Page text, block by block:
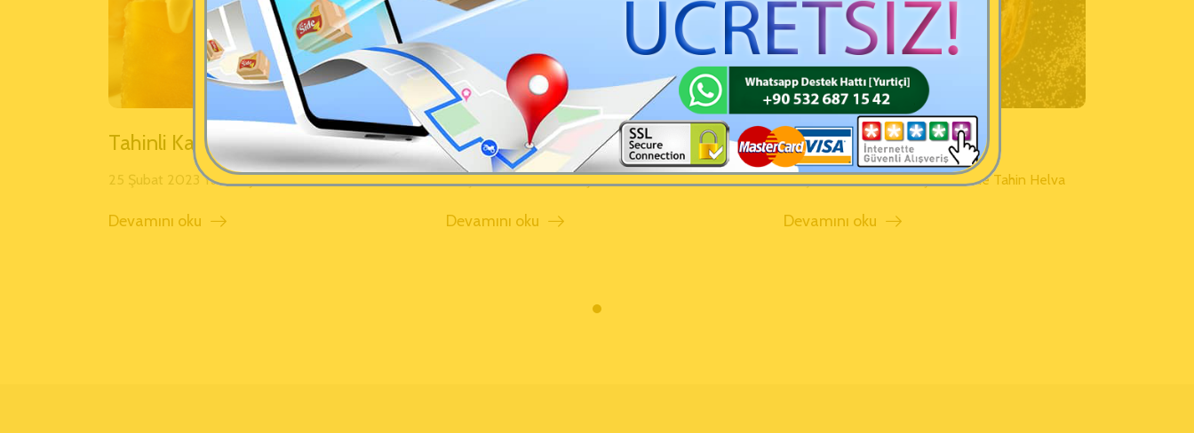
Tahinli Kabak Tatlısı
25 Şubat 2023 Yazan:Şelale Side Tahin Helva
Devamını oku
Tahinli Kurabiye
25 Şubat 2023 Yazan:Şelale Side Tahin Helva
Devamını oku
Tahinli Katmer
25 Şubat 2023 Yazan:Şelale Side Tahin Helva
Devamını oku